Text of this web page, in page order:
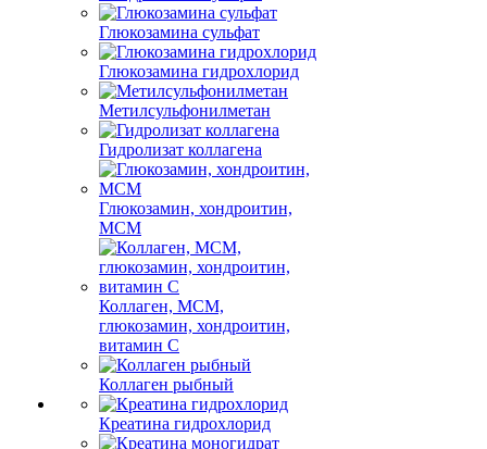
Глюкозамина сульфат
Глюкозамина гидрохлорид
Метилсульфонилметан
Гидролизат коллагена
Глюкозамин, хондроитин,
МСМ
Коллаген, МСМ,
глюкозамин, хондроитин,
витамин С
Коллаген рыбный
Креатина гидрохлорид